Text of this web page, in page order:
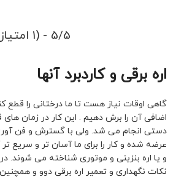
5/5 - (1 امتیاز)
اره برقی و کاردبرد آنها
گاهی اوقات نیاز هست تا ما درختانی را قطع
اضافی آن را برش دهیم . این کار در زمان های
دستی انجام می شد. ولی با گسترش و فن
عرضه شده و کار را برای ما آسان تر و سریع تر
و یا اره بنزینی و موتوری شناخته می شوند.
نکات نگهداری و تعمیر اره برقی دوو و